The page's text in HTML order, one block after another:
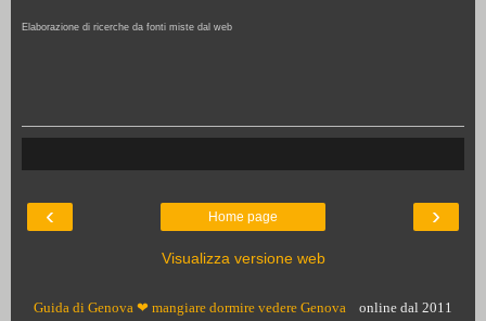
Elaborazione di ricerche da fonti miste dal web
‹ ›
Home page
Visualizza versione web
Guida di Genova ❤ mangiare dormire vedere Genova online dal 2011